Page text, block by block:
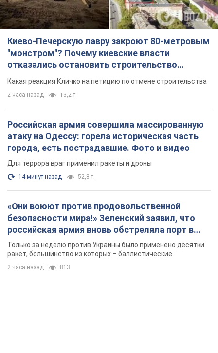
Киево-Печерскую лавру закроют 80-метровым
"монстром"? Почему киевские власти
отказались остановить строительство
небоскреба "московского верующего"
Какая реакция Кличко на петицию по отмене строительства
2 часа назад 13,2 т.
Российская армия совершила массированную
атаку на Одессу: горела историческая часть
города, есть пострадавшие. Фото и видео
Для террора враг применил ракеты и дроны
14 минут назад 52,8 т.
«Они воюют против продовольственной
безопасности мира!» Зеленский заявил, что
российская армия вновь обстреляла порт в
Одессе
Только за неделю против Украины было применено десятки
ракет, большинство из которых – баллистические
2 часа назад 813